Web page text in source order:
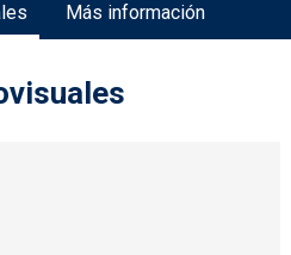
Más información